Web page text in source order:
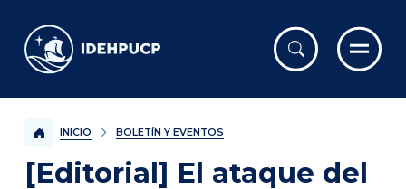
IDEHPUCP
INICIO BOLETÍN Y EVENTOS
[Editorial] El ataque del